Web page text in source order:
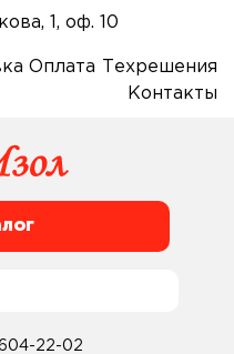
1, оф. 10
Оплата
Техрешения
Контакты
22-02